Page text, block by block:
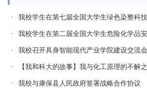
我校学生在第七届全国大学生绿色染整科技
我校学生在第二届全国大学生危险化学品安
我校召开具身智能现代产业学院建设交流会
【我和科大的故事】我与化工原理的不解
我校与康保县人民政府签署战略合作协议